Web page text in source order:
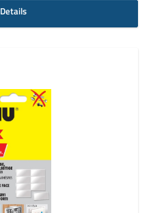
Details